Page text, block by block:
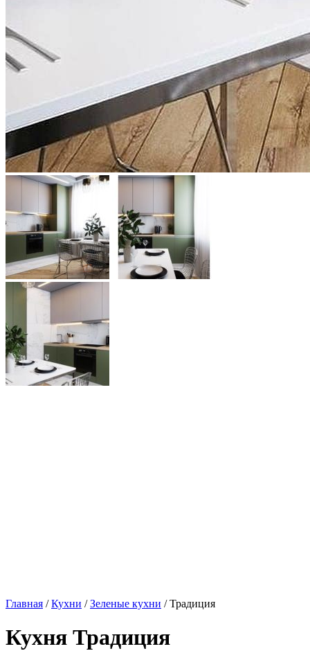
Главная /Кухни /Зеленые кухни / Традиция
Кухня Традиция